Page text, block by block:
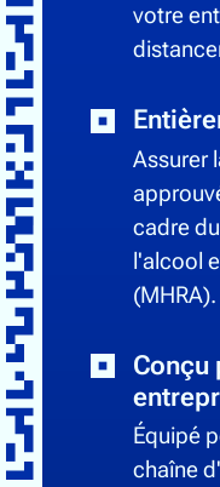
votre
Assurer
cadre
l'alcool
(MHRA).
Conçu
Équipé
chaîne